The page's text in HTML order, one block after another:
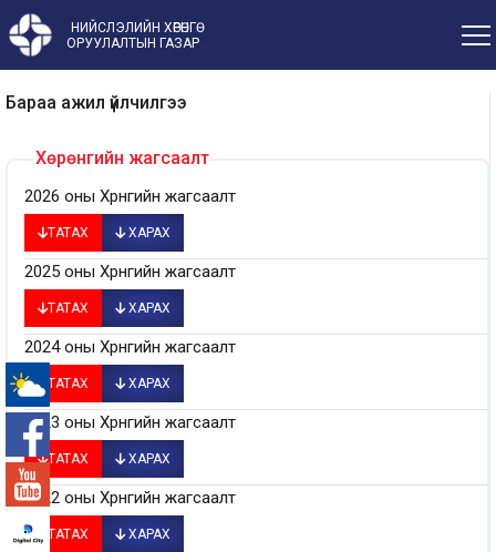
НИЙСЛЭЛИЙН ХӨРӨНГӨ
ОРУУЛАЛТЫН ГАЗАР
Бараа ажил үйлчилгээ
Хөрөнгийн жагсаалт
2026 оны Хөрөнгийн жагсаалт
ТАТАХ ХАРАХ
2025 оны Хөрөнгийн жагсаалт
ТАТАХ ХАРАХ
2024 оны Хөрөнгийн жагсаалт
ТАТАХ ХАРАХ
2023 оны Хөрөнгийн жагсаалт
ТАТАХ ХАРАХ
2022 оны Хөрөнгийн жагсаалт
ТАТАХ ХАРАХ